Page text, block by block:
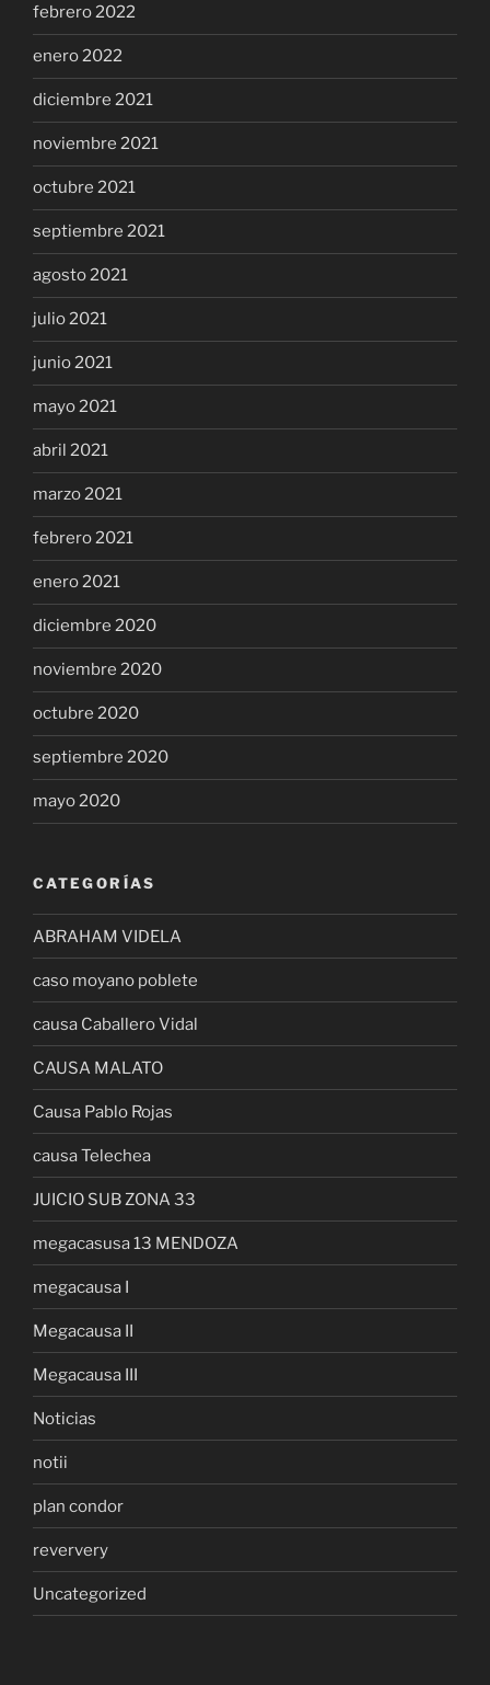
febrero 2022
enero 2022
diciembre 2021
noviembre 2021
octubre 2021
septiembre 2021
agosto 2021
julio 2021
junio 2021
mayo 2021
abril 2021
marzo 2021
febrero 2021
enero 2021
diciembre 2020
noviembre 2020
octubre 2020
septiembre 2020
mayo 2020
CATEGORÍAS
ABRAHAM VIDELA
caso moyano poblete
causa Caballero Vidal
CAUSA MALATO
Causa Pablo Rojas
causa Telechea
JUICIO SUB ZONA 33
megacasusa 13 MENDOZA
megacausa I
Megacausa II
Megacausa III
Noticias
notii
plan condor
reververy
Uncategorized